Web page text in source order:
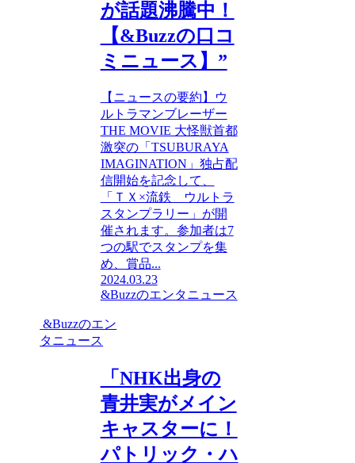
が話題沸騰中！
【&Buzzの口コ
ミニュース】”
【ニュースの要約】ウ
ルトラマンブレーザー
THE MOVIE 大怪獣首都
激突の「TSUBURAYA
IMAGINATION」独占配
信開始を記念して、
「ＴＸ×流鉄 ウルトラ
スタンプラリー」が開
催されます。参加者は7
つの駅でスタンプを集
め、賞品...
2024.03.23
&Buzzのエンタニュース
&Buzzのエン
タニュース
「NHK出身の
青井実がメイン
キャスターに！
パトリック・ハ